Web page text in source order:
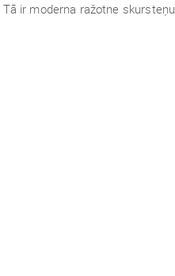
Tā ir moderna ražotne skursteņu